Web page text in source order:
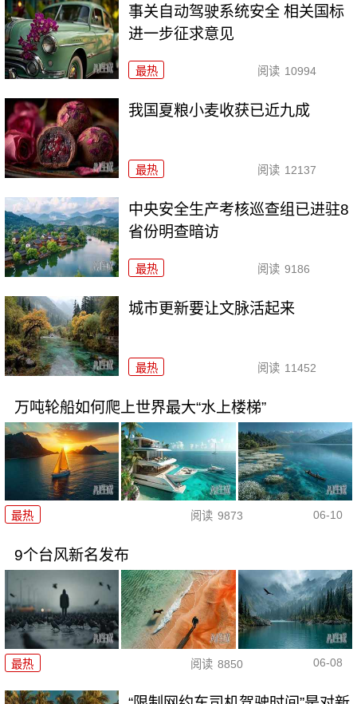
事关自动驾驶系统安全 相关国标
进一步征求意见
最热 阅读 10994
我国夏粮小麦收获已近九成
最热 阅读 12137
中央安全生产考核巡查组已进驻8
省份明查暗访
最热 阅读 9186
城市更新要让文脉活起来
最热 阅读 11452
万吨轮船如何爬上世界最大“水上楼梯”
最热 阅读 9873 06-10
9个台风新名发布
最热 阅读 8850 06-08